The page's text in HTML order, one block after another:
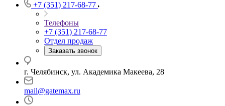
+7 (351) 217-68-77
Телефоны
+7 (351) 217-68-77
Отдел продаж
Заказать звонок
г. Челябинск, ул. Академика Макеева, 28
mail@gatemax.ru